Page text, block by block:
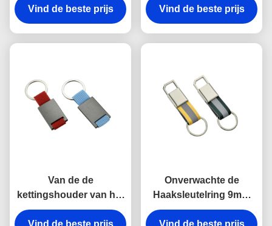
kettingshouder Zeer
belangrijke
Vind de beste prijs
Keychains van de
Metaal Zeer belangrijke
Vind de beste prijs
Van de de
kettingshouder van het
rechthoekmetaal de
Zeer belangrijke van de
Vind de beste prijs
Onverwachte de
Haaksleutelring 9mm
van het riemmetaal Zeer
belangrijke de
Vind de beste prijs